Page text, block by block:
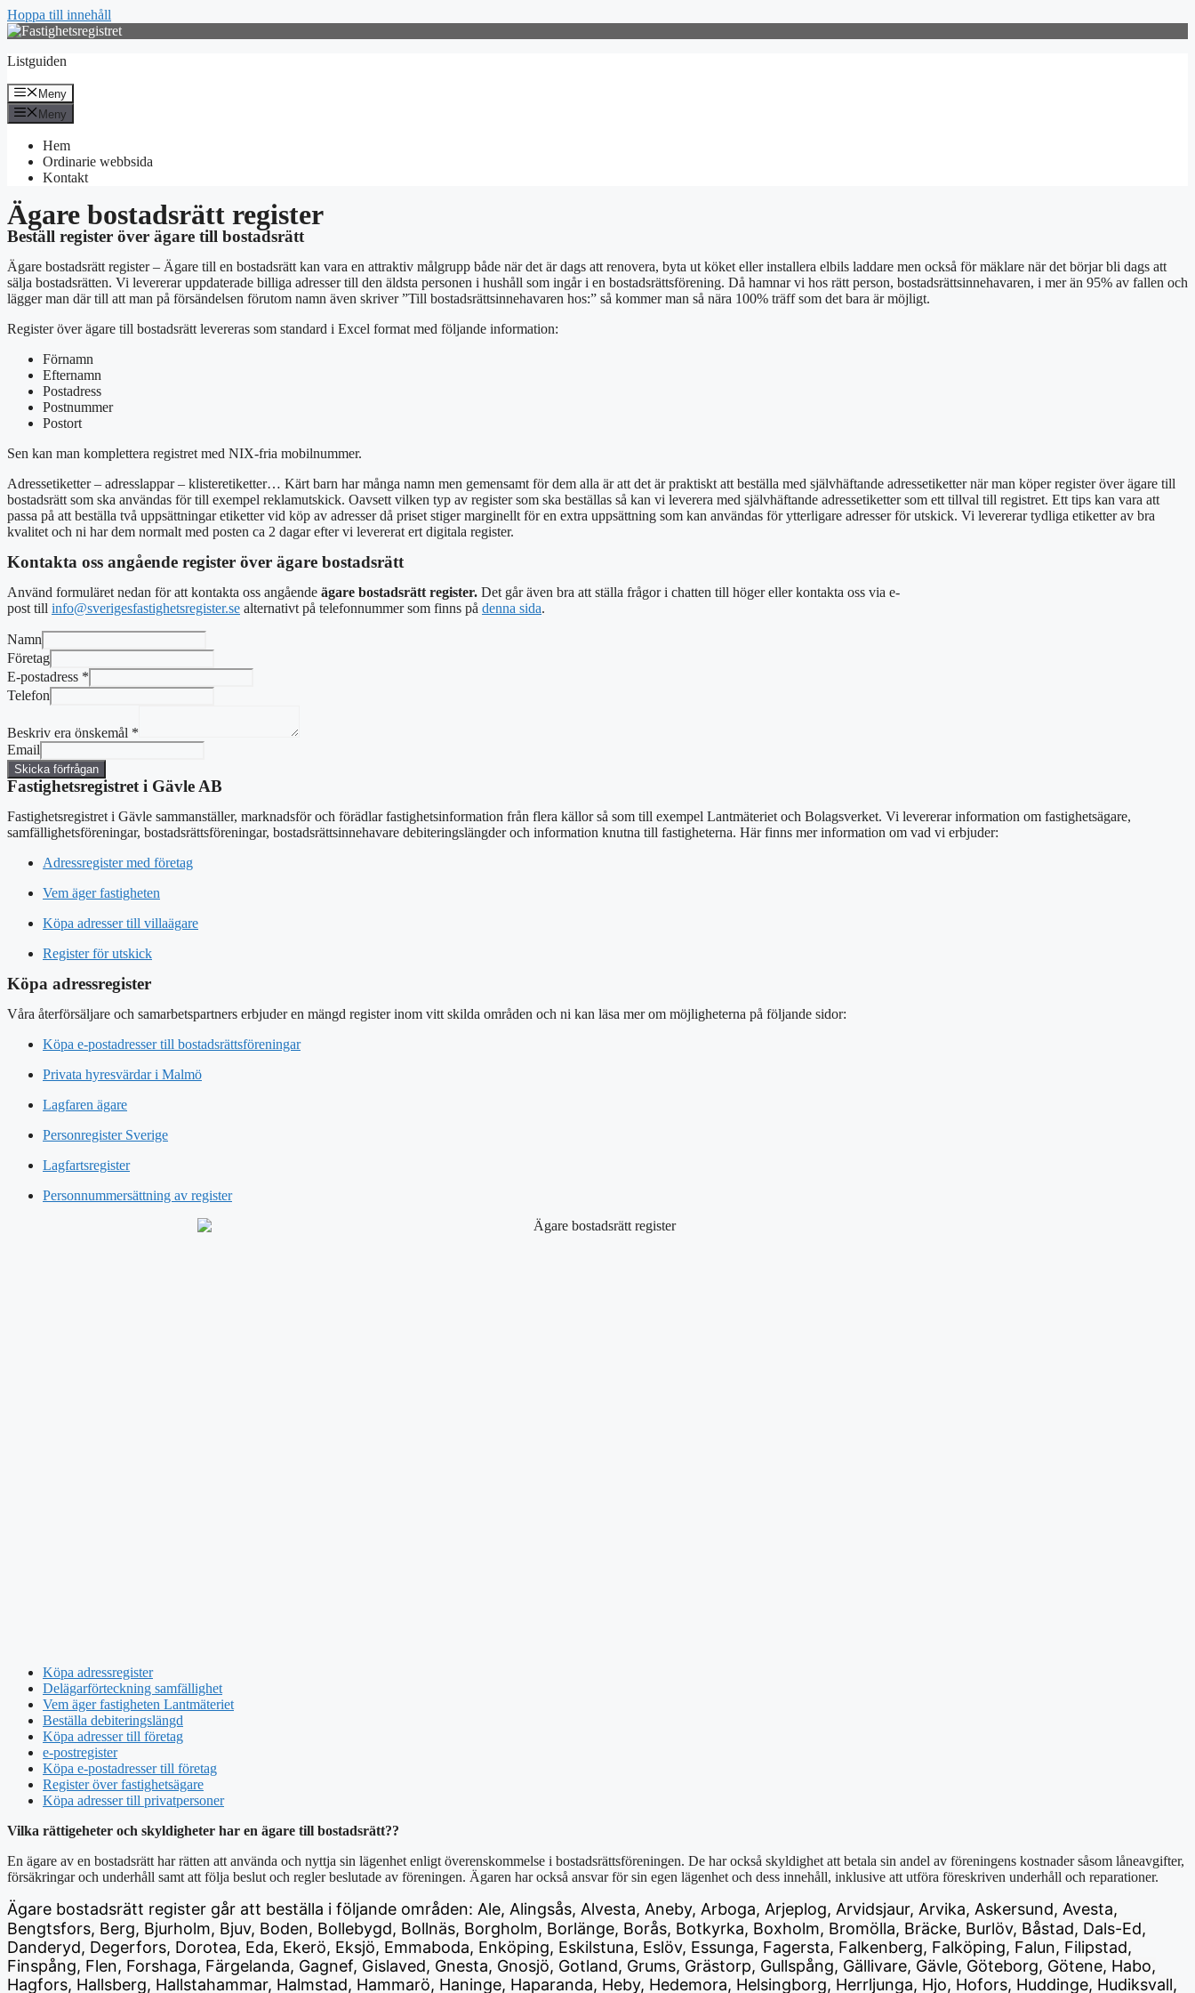
Hoppa till innehåll
Listguiden
Meny
Meny
Hem
Ordinarie webbsida
Kontakt
Ägare bostadsrätt register
Beställ register över ägare till bostadsrätt
Ägare bostadsrätt register – Ägare till en bostadsrätt kan vara en attraktiv målgrupp både när det är dags att renovera, byta ut köket eller installera elbils laddare men också för mäklare när det börjar bli dags att
sälja bostadsrätten. Vi levererar uppdaterade billiga adresser till den äldsta personen i hushåll som ingår i en bostadsrättsförening. Då hamnar vi hos rätt person, bostadsrättsinnehavaren, i mer än 95% av fallen och
lägger man där till att man på försändelsen förutom namn även skriver ”Till bostadsrättsinnehavaren hos:” så kommer man så nära 100% träff som det bara är möjligt.
Register över ägare till bostadsrätt levereras som standard i Excel format med följande information:
Förnamn
Efternamn
Postadress
Postnummer
Postort
Sen kan man komplettera registret med NIX-fria mobilnummer.
Adressetiketter – adresslappar – klisteretiketter… Kärt barn har många namn men gemensamt för dem alla är att det är praktiskt att beställa med självhäftande adressetiketter när man köper register över ägare till
bostadsrätt som ska användas för till exempel reklamutskick. Oavsett vilken typ av register som ska beställas så kan vi leverera med självhäftande adressetiketter som ett tillval till registret. Ett tips kan vara att
passa på att beställa två uppsättningar etiketter vid köp av adresser då priset stiger marginellt för en extra uppsättning som kan användas för ytterligare adresser för utskick. Vi levererar tydliga etiketter av bra
kvalitet och ni har dem normalt med posten ca 2 dagar efter vi levererat ert digitala register.
Kontakta oss angående register över ägare bostadsrätt
Använd formuläret nedan för att kontakta oss angående ägare bostadsrätt register. Det går även bra att ställa frågor i chatten till höger eller kontakta oss via e-
post till info@sverigesfastighetsregister.se alternativt på telefonnummer som finns på denna sida.
Namn
Företag
E-postadress *
Telefon
Beskriv era önskemål *
Email
Skicka förfrågan
Fastighetsregistret i Gävle AB
Fastighetsregistret i Gävle sammanställer, marknadsför och förädlar fastighetsinformation från flera källor så som till exempel Lantmäteriet och Bolagsverket. Vi levererar information om fastighetsägare,
samfällighetsföreningar, bostadsrättsföreningar, bostadsrättsinnehavare debiteringslängder och information knutna till fastigheterna. Här finns mer information om vad vi erbjuder:
Adressregister med företag
Vem äger fastigheten
Köpa adresser till villaägare
Register för utskick
Köpa adressregister
Våra återförsäljare och samarbetspartners erbjuder en mängd register inom vitt skilda områden och ni kan läsa mer om möjligheterna på följande sidor:
Köpa e-postadresser till bostadsrättsföreningar
Privata hyresvärdar i Malmö
Lagfaren ägare
Personregister Sverige
Lagfartsregister
Personnummersättning av register
Köpa adressregister
Delägarförteckning samfällighet
Vem äger fastigheten Lantmäteriet
Beställa debiteringslängd
Köpa adresser till företag
e-postregister
Köpa e-postadresser till företag
Register över fastighetsägare
Köpa adresser till privatpersoner
Vilka rättigeheter och skyldigheter har en ägare till bostadsrätt??
En ägare av en bostadsrätt har rätten att använda och nyttja sin lägenhet enligt överenskommelse i bostadsrättsföreningen. De har också skyldighet att betala sin andel av föreningens kostnader såsom låneavgifter,
försäkringar och underhåll samt att följa beslut och regler beslutade av föreningen. Ägaren har också ansvar för sin egen lägenhet och dess innehåll, inklusive att utföra föreskriven underhåll och reparationer.
Ägare bostadsrätt register går att beställa i följande områden: Ale, Alingsås, Alvesta, Aneby, Arboga, Arjeplog, Arvidsjaur, Arvika, Askersund, Avesta,
Bengtsfors, Berg, Bjurholm, Bjuv, Boden, Bollebygd, Bollnäs, Borgholm, Borlänge, Borås, Botkyrka, Boxholm, Bromölla, Bräcke, Burlöv, Båstad, Dals-Ed,
Danderyd, Degerfors, Dorotea, Eda, Ekerö, Eksjö, Emmaboda, Enköping, Eskilstuna, Eslöv, Essunga, Fagersta, Falkenberg, Falköping, Falun, Filipstad,
Finspång, Flen, Forshaga, Färgelanda, Gagnef, Gislaved, Gnesta, Gnosjö, Gotland, Grums, Grästorp, Gullspång, Gällivare, Gävle, Göteborg, Götene, Habo,
Hagfors, Hallsberg, Hallstahammar, Halmstad, Hammarö, Haninge, Haparanda, Heby, Hedemora, Helsingborg, Herrljunga, Hjo, Hofors, Huddinge, Hudiksvall,